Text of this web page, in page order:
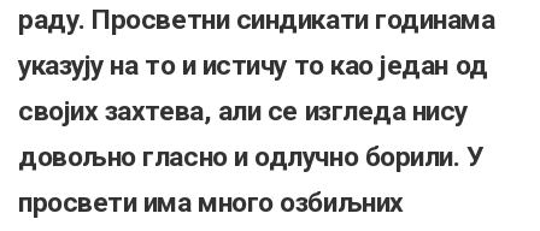
раду. Просветни синдикати годинама
указују на то и истичу то као један од
својих захтева, али се изгледа нису
довољно гласно и одлучно борили. У
просвети има много озбиљних